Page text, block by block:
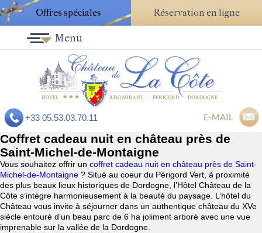
Offres spéciales Réservation en ligne
+33 05.53.03.70.11 E-MAIL
Menu
Coffret cadeau nuit en château près de
Saint-Michel-de-Montaigne
Vous souhaitez offrir un coffret cadeau nuit en château près de Saint-
Michel-de-Montaigne ? Situé au coeur du Périgord Vert, à proximité
des plus beaux lieux historiques de Dordogne, l’Hôtel Château de la
Côte s’intègre harmonieusement à la beauté du paysage. L’hôtel du
Château vous invite à séjourner dans un authentique château du XVe
siècle entouré d’un beau parc de 6 ha joliment arboré avec une vue
imprenable sur la vallée de la Dordogne.